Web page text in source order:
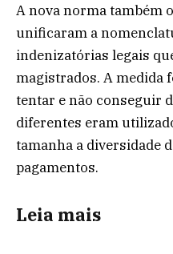
A nova norma também
unificaram a
indenizatórias legais
magistrados. A medida
tentar e não conseguir
diferentes eram
tamanha a diversidade
pagamentos.
Leia mais